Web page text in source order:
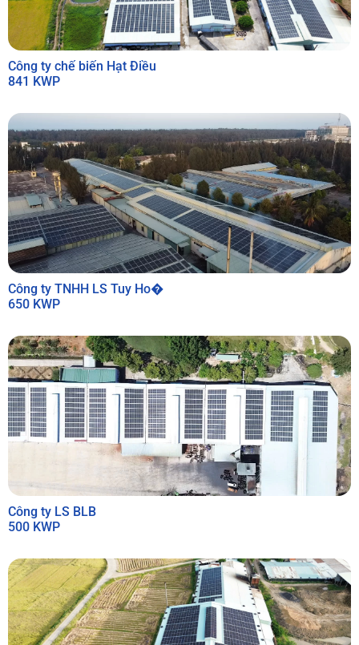
Công ty chế biến Hạt Điều
841 KWP
Công ty TNHH LS Tuy Ho�
650 KWP
Công ty LS BLB
500 KWP